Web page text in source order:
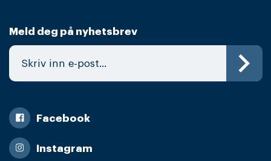
Meld deg på nyhetsbrev
Facebook
Instagram